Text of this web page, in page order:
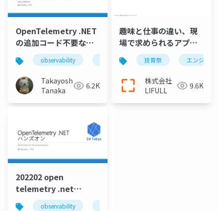
OpenTelemetry .NET
の追加コード不要な計
装ライブラリの最初の
リリースが出たので試
してみた
observability opentelemetry
Takayoshi
Tanaka
6.2K
趣味と仕事の違い、現
場で求められるアプリ
ケーションの可観測性
技育祭 エンジニア
株式会社
LIFULL
9.6K
202202 open
telemetry .net
handsonobservability